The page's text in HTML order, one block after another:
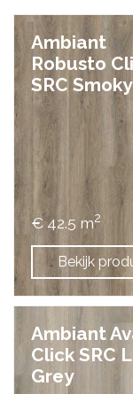
Ambiant
Robusto
SRC Smoky
Bekijk
€ 42.5 m2
Ambiant
Click SRC
Grey